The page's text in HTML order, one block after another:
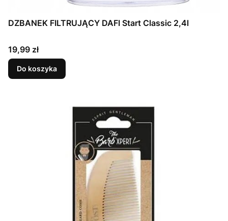
DZBANEK FILTRUJĄCY DAFI Start Classic 2,4l
Cena
19,99 zł
Do koszyka